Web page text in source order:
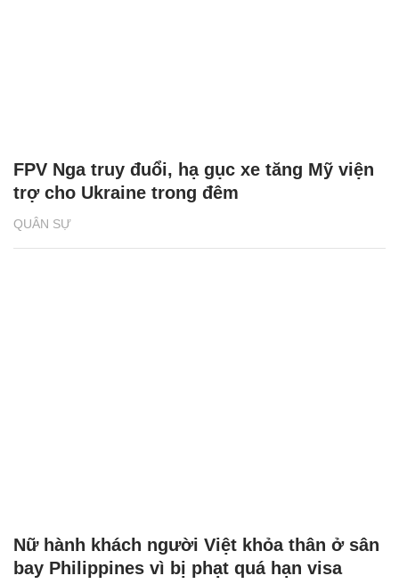
QUÂN SỰ
FPV Nga truy đuổi, hạ gục xe tăng Mỹ viện
trợ cho Ukraine trong đêm
Nữ hành khách người Việt khỏa thân ở sân
bay Philippines vì bị phạt quá hạn visa